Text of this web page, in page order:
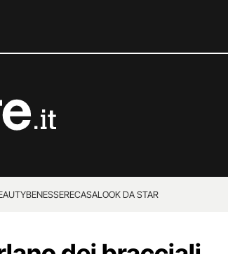
BENESSERECASALOOK DA STAR